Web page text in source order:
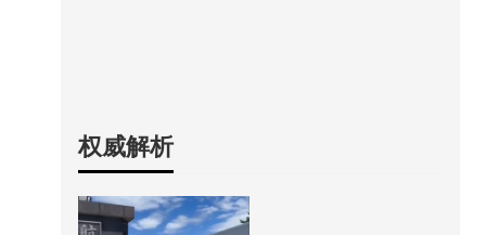
权威解析